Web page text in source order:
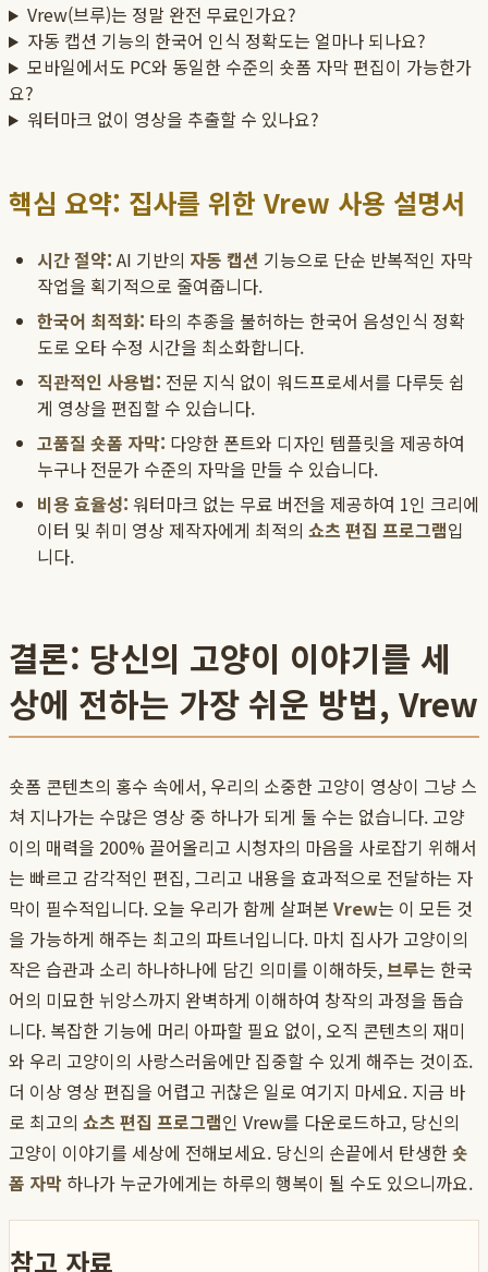
Vrew(브루)는 정말 완전 무료인가요?
자동 캡션 기능의 한국어 인식 정확도는 얼마나 되나요?
모바일에서도 PC와 동일한 수준의 숏폼 자막 편집이 가능한가
요?
워터마크 없이 영상을 추출할 수 있나요?
핵심 요약: 집사를 위한 Vrew 사용 설명서
시간 절약: AI 기반의 자동 캡션 기능으로 단순 반복적인 자막
작업을 획기적으로 줄여줍니다.
한국어 최적화: 타의 추종을 불허하는 한국어 음성인식 정확
도로 오타 수정 시간을 최소화합니다.
직관적인 사용법: 전문 지식 없이 워드프로세서를 다루듯 쉽
게 영상을 편집할 수 있습니다.
고품질 숏폼 자막: 다양한 폰트와 디자인 템플릿을 제공하여
누구나 전문가 수준의 자막을 만들 수 있습니다.
비용 효율성: 워터마크 없는 무료 버전을 제공하여 1인 크리에
이터 및 취미 영상 제작자에게 최적의 쇼츠 편집 프로그램입
니다.
결론: 당신의 고양이 이야기를 세
상에 전하는 가장 쉬운 방법, Vrew
숏폼 콘텐츠의 홍수 속에서, 우리의 소중한 고양이 영상이 그냥 스
쳐 지나가는 수많은 영상 중 하나가 되게 둘 수는 없습니다. 고양
이의 매력을 200% 끌어올리고 시청자의 마음을 사로잡기 위해서
는 빠르고 감각적인 편집, 그리고 내용을 효과적으로 전달하는 자
막이 필수적입니다. 오늘 우리가 함께 살펴본 Vrew는 이 모든 것
을 가능하게 해주는 최고의 파트너입니다. 마치 집사가 고양이의
작은 습관과 소리 하나하나에 담긴 의미를 이해하듯,브루는 한국
어의 미묘한 뉘앙스까지 완벽하게 이해하여 창작의 과정을 돕습
니다. 복잡한 기능에 머리 아파할 필요 없이, 오직 콘텐츠의 재미
와 우리 고양이의 사랑스러움에만 집중할 수 있게 해주는 것이죠.
더 이상 영상 편집을 어렵고 귀찮은 일로 여기지 마세요. 지금 바
로 최고의 쇼츠 편집 프로그램인 Vrew를 다운로드하고, 당신의
고양이 이야기를 세상에 전해보세요. 당신의 손끝에서 탄생한숏
폼 자막 하나가 누군가에게는 하루의 행복이 될 수도 있으니까요.
참고 자료